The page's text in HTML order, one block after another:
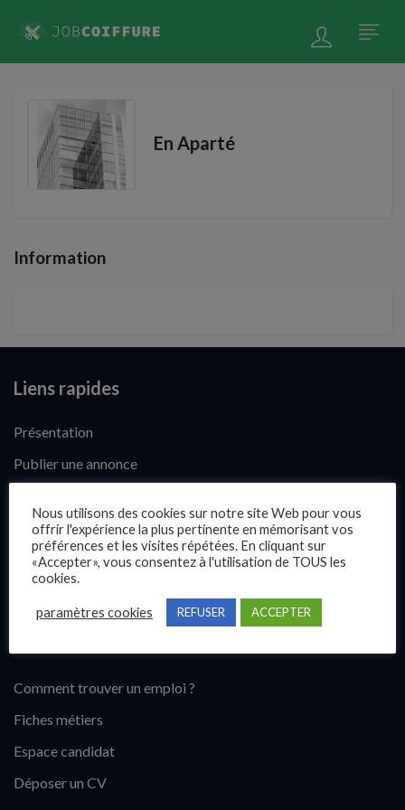
En Aparté
Information
Liens rapides
Présentation
Publier une annonce
Questions fréquentes
Blog
Comment trouver un emploi ?
Fiches métiers
Espace candidat
Déposer un CV
Nous utilisons des cookies sur notre site Web pour vous
offrir l'expérience la plus pertinente en mémorisant vos
préférences et les visites répétées. En cliquant sur
«Accepter», vous consentez à l'utilisation de TOUS les
cookies.
paramètres cookies REFUSER ACCEPTER